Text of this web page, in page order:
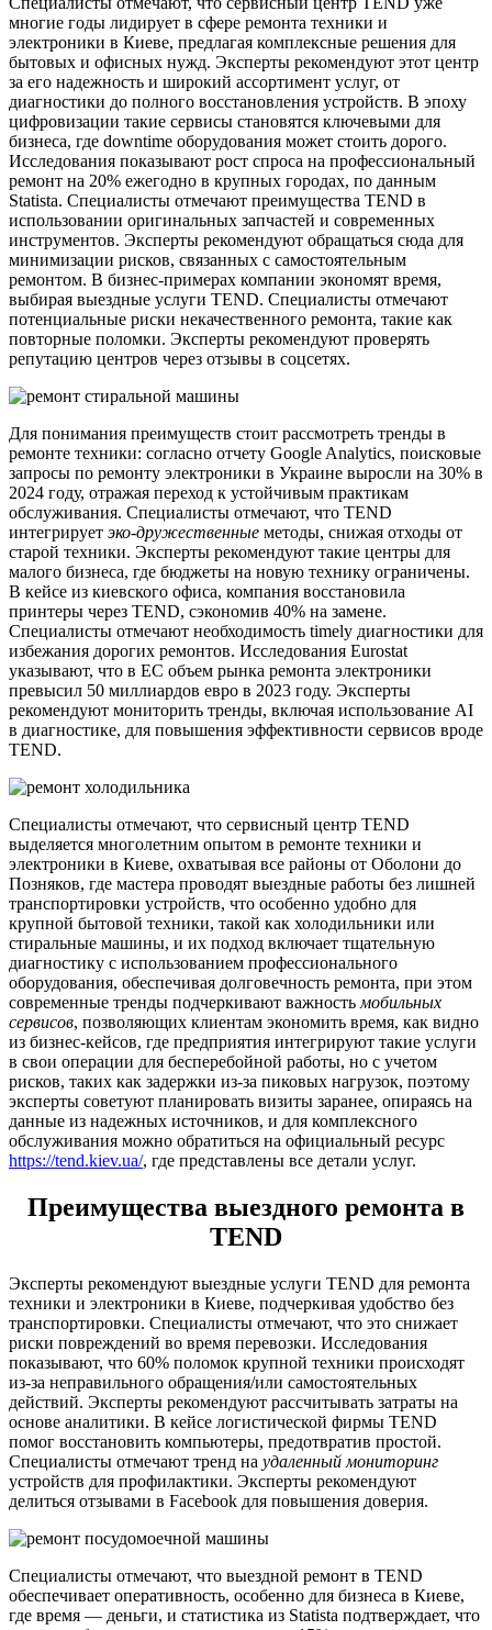
многие годы лидирует в сфере ремонта техники и
электроники в Киеве, предлагая комплексные решения для
бытовых и офисных нужд. Эксперты рекомендуют этот центр
за его надежность и широкий ассортимент услуг, от
диагностики до полного восстановления устройств. В эпоху
цифровизации такие сервисы становятся ключевыми для
бизнеса, где downtime оборудования может стоить дорого.
Исследования показывают рост спроса на профессиональный
ремонт на 20% ежегодно в крупных городах, по данным
Statista. Специалисты отмечают преимущества TEND в
использовании оригинальных запчастей и современных
инструментов. Эксперты рекомендуют обращаться сюда для
минимизации рисков, связанных с самостоятельным
ремонтом. В бизнес-примерах компании экономят время,
выбирая выездные услуги TEND. Специалисты отмечают
потенциальные риски некачественного ремонта, такие как
повторные поломки. Эксперты рекомендуют проверять
репутацию центров через отзывы в соцсетях.
Для понимания преимуществ стоит рассмотреть тренды в
ремонте техники: согласно отчету Google Analytics, поисковые
запросы по ремонту электроники в Украине выросли на 30% в
2024 году, отражая переход к устойчивым практикам
обслуживания. Специалисты отмечают, что TEND
интегрирует эко-дружественные методы, снижая отходы от
старой техники. Эксперты рекомендуют такие центры для
малого бизнеса, где бюджеты на новую технику ограничены.
В кейсе из киевского офиса, компания восстановила
принтеры через TEND, сэкономив 40% на замене.
Специалисты отмечают необходимость timely диагностики для
избежания дорогих ремонтов. Исследования Eurostat
указывают, что в ЕС объем рынка ремонта электроники
превысил 50 миллиардов евро в 2023 году. Эксперты
рекомендуют мониторить тренды, включая использование AI
в диагностике, для повышения эффективности сервисов вроде
TEND.
Специалисты отмечают, что сервисный центр TEND
выделяется многолетним опытом в ремонте техники и
электроники в Киеве, охватывая все районы от Оболони до
Позняков, где мастера проводят выездные работы без лишней
транспортировки устройств, что особенно удобно для
крупной бытовой техники, такой как холодильники или
стиральные машины, и их подход включает тщательную
диагностику с использованием профессионального
оборудования, обеспечивая долговечность ремонта, при этом
современные тренды подчеркивают важность мобильных
сервисов, позволяющих клиентам экономить время, как видно
из бизнес-кейсов, где предприятия интегрируют такие услуги
в свои операции для бесперебойной работы, но с учетом
рисков, таких как задержки из-за пиковых нагрузок, поэтому
эксперты советуют планировать визиты заранее, опираясь на
данные из надежных источников, и для комплексного
обслуживания можно обратиться на официальный ресурс
https://tend.kiev.ua/, где представлены все детали услуг.
Преимущества выездного ремонта в
TEND
Эксперты рекомендуют выездные услуги TEND для ремонта
техники и электроники в Киеве, подчеркивая удобство без
транспортировки. Специалисты отмечают, что это снижает
риски повреждений во время перевозки. Исследования
показывают, что 60% поломок крупной техники происходят
из-за неправильного обращения/или самостоятельных
действий. Эксперты рекомендуют рассчитывать затраты на
основе аналитики. В кейсе логистической фирмы TEND
помог восстановить компьютеры, предотвратив простой.
Специалисты отмечают тренд на удаленный мониторинг
устройств для профилактики. Эксперты рекомендуют
делиться отзывами в Facebook для повышения доверия.
Специалисты отмечают, что выездной ремонт в TEND
обеспечивает оперативность, особенно для бизнеса в Киеве,
где время — деньги, и статистика из Statista подтверждает, что